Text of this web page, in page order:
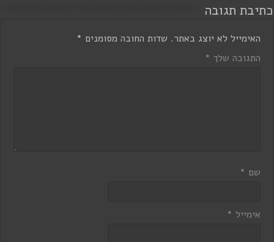
כתיבת תגובה
האימייל לא יוצג באתר. שדות החובה מסומנים *
התגובה שלך *
שם *
אימייל *